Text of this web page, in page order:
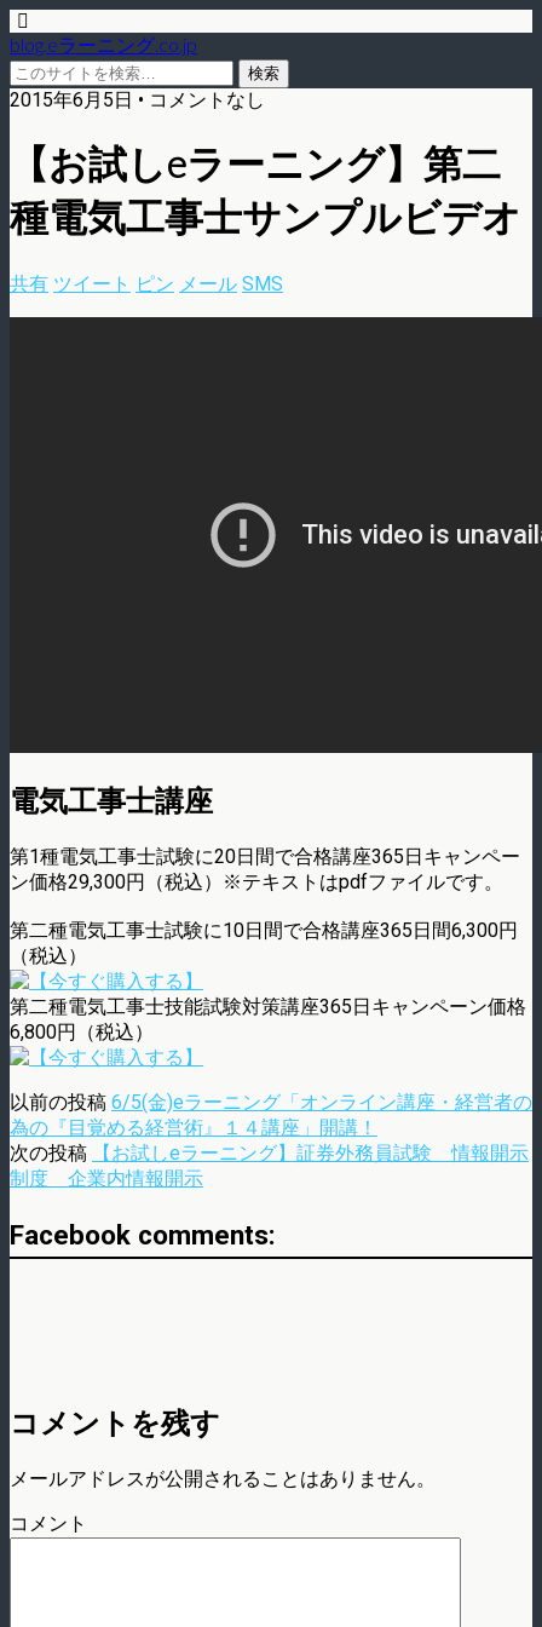
blog.eラーニング.co.jp
2015年6月5日 • コメントなし
【お試しeラーニング】第二
種電気工事士サンプルビデオ
共有 ツイート ピン メール SMS
電気工事士講座
第1種電気工事士試験に20日間で合格講座365日キャンペー
ン価格29,300円（税込）※テキストはpdfファイルです。
第二種電気工事士試験に10日間で合格講座365日間6,300円
（税込）
第二種電気工事士技能試験対策講座365日キャンペーン価格
6,800円（税込）
以前の投稿 6/5(金)eラーニング「オンライン講座・経営者の
為の『目覚める経営術』１４講座」開講！
次の投稿
【お試しeラーニング】証券外務員試験 情報開示
制度 企業内情報開示
Facebook comments:
コメントを残す
メールアドレスが公開されることはありません。
コメント